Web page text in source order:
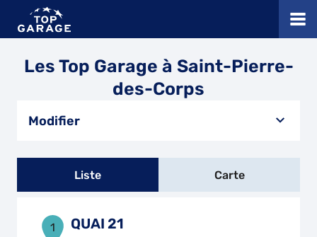
Les Top Garage à Saint-Pierre-
des-Corps
Modifier
Liste Carte
1 QUAI 21